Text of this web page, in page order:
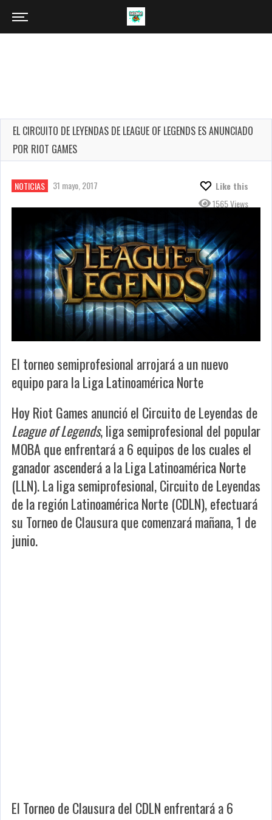
EL CIRCUITO DE LEYENDAS DE LEAGUE OF LEGENDS ES ANUNCIADO
POR RIOT GAMES
NOTICIAS 31 mayo, 2017
Like this
1565 Views
El torneo semiprofesional arrojará a un nuevo
equipo para la Liga Latinoamérica Norte
Hoy Riot Games anunció el Circuito de Leyendas de
League of Legends, liga semiprofesional del popular
MOBA que enfrentará a 6 equipos de los cuales el
ganador ascenderá a la Liga Latinoamérica Norte
(LLN). La liga semiprofesional, Circuito de Leyendas
de la región Latinoamérica Norte (CDLN), efectuará
su Torneo de Clausura que comenzará mañana, 1 de
junio.
El Torneo de Clausura del CDLN enfrentará a 6